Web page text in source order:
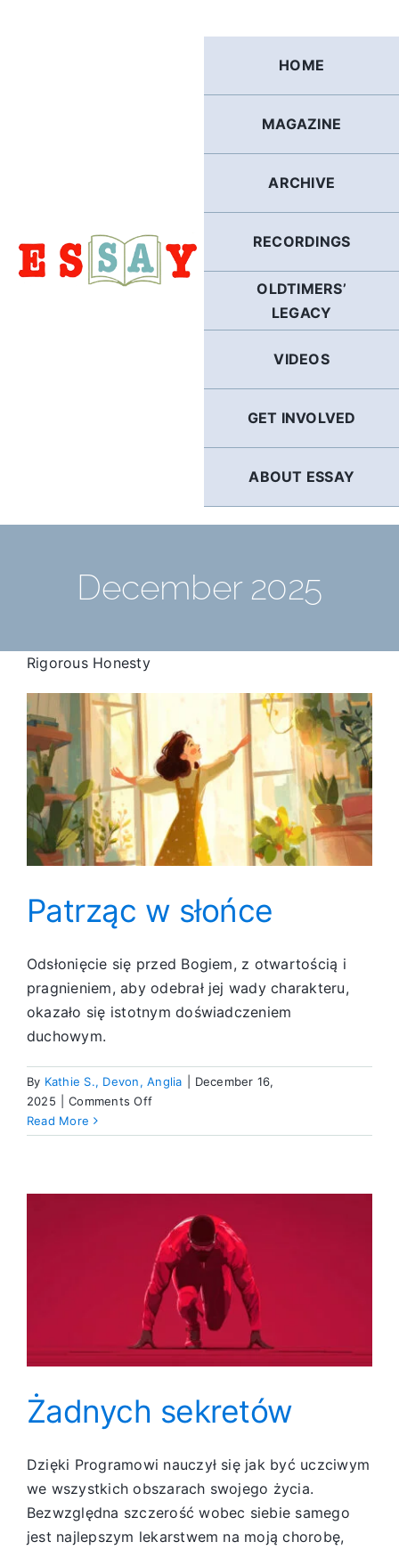
HOME
MAGAZINE
ARCHIVE
RECORDINGS
OLDTIMERS’
LEGACY
VIDEOS
GET INVOLVED
ABOUT ESSAY
December 2025
Rigorous Honesty
Patrząc w słońce
Odsłonięcie się przed Bogiem, z otwartością i
pragnieniem, aby odebrał jej wady charakteru,
okazało się istotnym doświadczeniem
duchowym.
By Kathie S., Devon, Anglia
December 16,
2025
Comments Offon
w
Read More
Żadnych sekretów
Dzięki Programowi nauczył się jak być uczciwym
we wszystkich obszarach swojego życia.
Bezwzględna szczerość wobec siebie samego
jest najlepszym lekarstwem na moją chorobę,